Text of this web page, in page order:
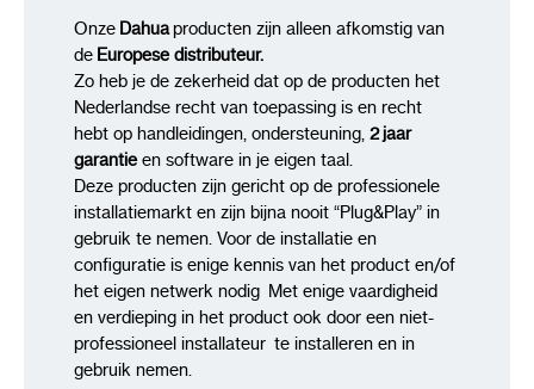
Onze Dahuaproducten zijn alleen afkomstig van
de Europese distributeur.
Zo heb je de zekerheid dat op de producten het
Nederlandse recht van toepassing is en recht
hebt op handleidingen, ondersteuning, 2 jaar
garantieen software in je eigen taal.
Deze producten zijn gericht op de professionele
installatiemarkt en zijn bijna nooit “Plug&Play” in
gebruik te nemen. Voor de installatie en
configuratie is enige kennis van het product en/of
het eigen netwerk nodig Met enige vaardigheid
en verdieping in het product ook door een niet-
professioneel installateur te installeren en in
gebruik nemen.